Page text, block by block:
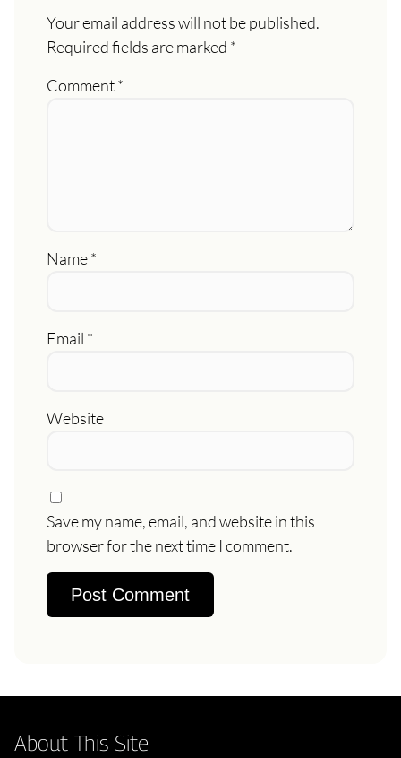
Your email address will not be published.
Required fields are marked *
Comment*
Name*
Email *
Website
Save my name, email, and website in this
browser for the next time I comment.
About This Site